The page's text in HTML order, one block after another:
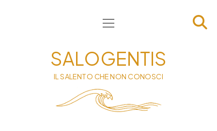
HOME
INFORMATIVA
CONTATTI
PRIVACY & COOKIE POLICY
apri
menu
SALOGENTIS
IL SALENTO CHE NON CONOSCI